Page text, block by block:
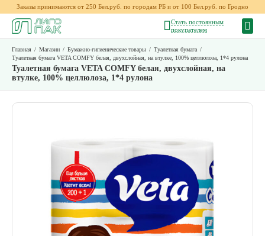
Заказы принимаются от 250 Бел.руб. по городам РБ и от 100 Бел.руб. по Гродно
Стать постоянным
покупателем
Главная / Магазин / Бумажно-гигиенические товары / Туалетная бумага /
Туалетная бумага VETA COMFY белая, двухслойная, на втулке, 100% целлюлоза, 1*4 рулона
Туалетная бумага VETA COMFY белая, двухслойная, на
втулке, 100% целлюлоза, 1*4 рулона